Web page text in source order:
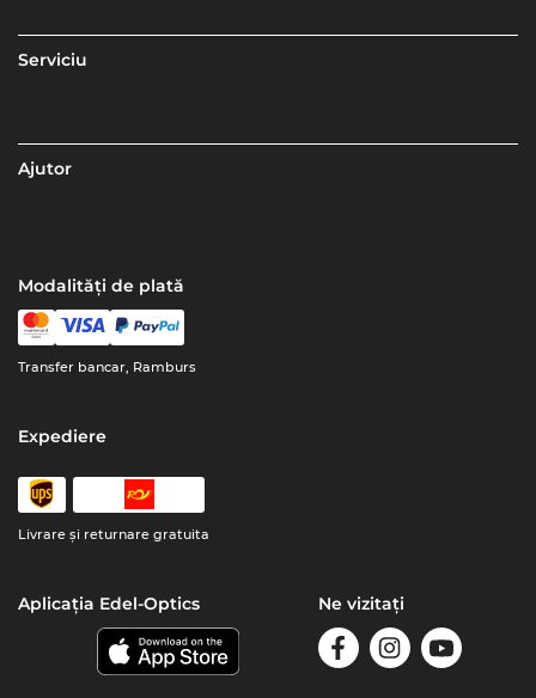
Serviciu
Ajutor
Modalități de plată
Transfer bancar, Ramburs
Expediere
Livrare şi returnare gratuita
Aplicația Edel-Optics Ne vizitați